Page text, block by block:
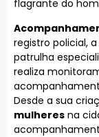
flagrante do
registro policial,
patrulha
realiza
Desde a sua
mulheres na